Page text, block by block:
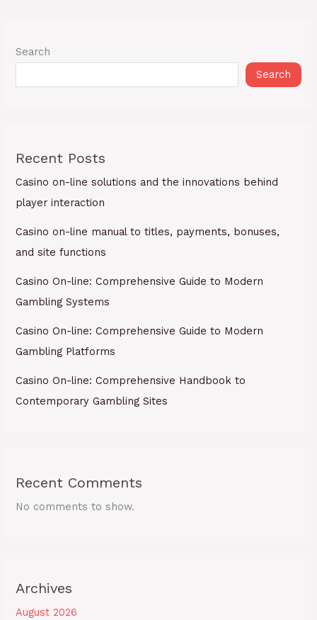
Search
Search
Recent Posts
Casino on-line solutions and the innovations behind
player interaction
Casino on-line manual to titles, payments, bonuses,
and site functions
Casino On-line: Comprehensive Guide to Modern
Gambling Systems
Casino On-line: Comprehensive Guide to Modern
Gambling Platforms
Casino On-line: Comprehensive Handbook to
Contemporary Gambling Sites
Recent Comments
No comments to show.
Archives
August 2026